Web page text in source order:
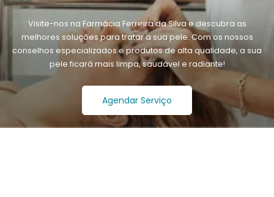
Visite-nos na Farmácia Ferreira da Silva e descubra as
melhores soluções para tratar a sua pele. Com os nossos
conselhos especializados e produtos de alta qualidade, a sua
pele ficará mais limpa, saudável e radiante!
Agendar Serviço